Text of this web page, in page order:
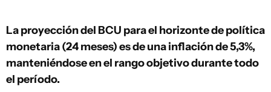
La proyección del BCU para el horizonte de política
monetaria (24 meses) es de una inflación de 5,3%,
manteniéndose en el rango objetivo durante todo
el período.